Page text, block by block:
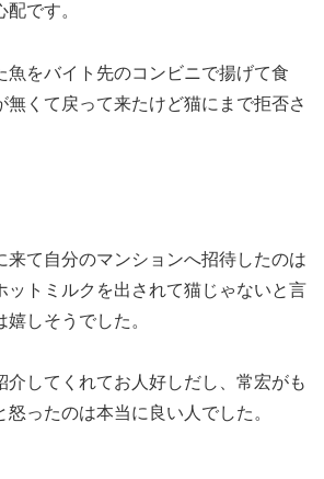
です。
魚をバイト先のコンビニで揚げて食
無くて戻って来たけど猫にまで拒否さ
来て自分のマンションへ招待したのは
ットミルクを出されて猫じゃないと言
しそうでした。
介してくれてお人好しだし、常宏がも
怒ったのは本当に良い人でした。